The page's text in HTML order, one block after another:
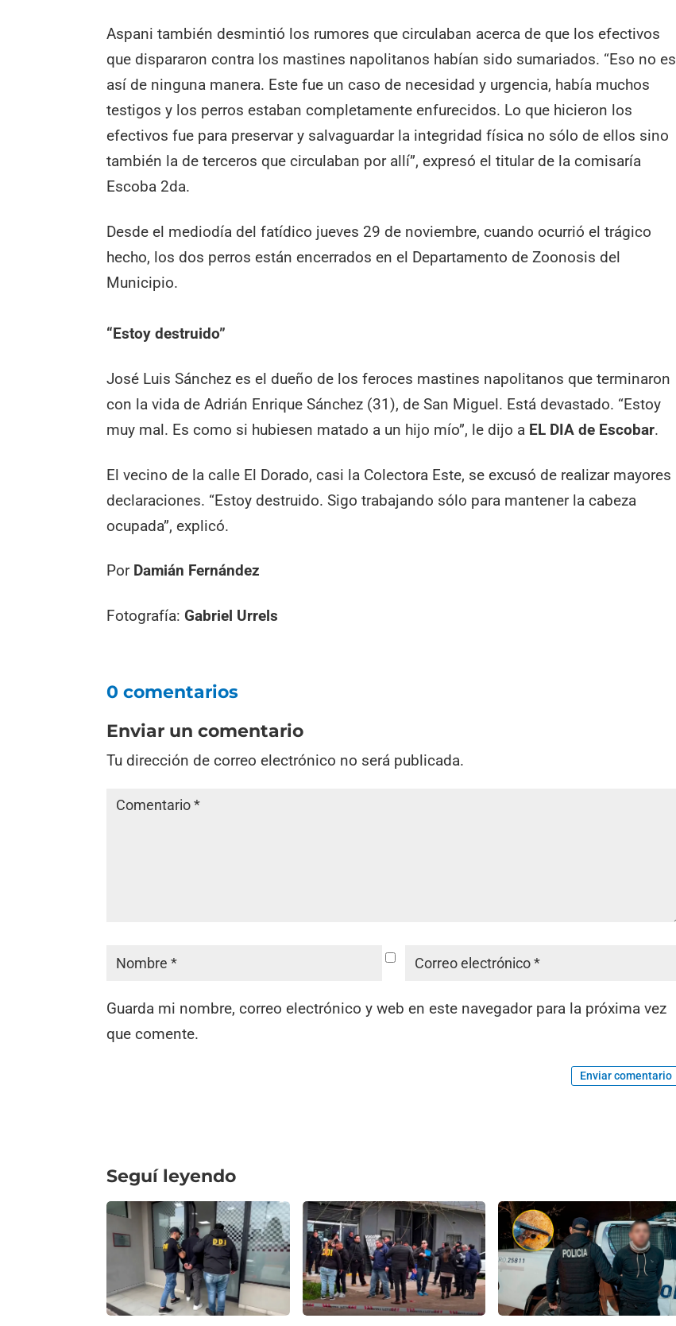
Aspani también desmintió los rumores que circulaban acerca de que los efectivos
que dispararon contra los mastines napolitanos habían sido sumariados. “Eso no es
así de ninguna manera. Este fue un caso de necesidad y urgencia, había muchos
testigos y los perros estaban completamente enfurecidos. Lo que hicieron los
efectivos fue para preservar y salvaguardar la integridad física no sólo de ellos sino
también la de terceros que circulaban por allí”, expresó el titular de la comisaría
Escoba 2da.
Desde el mediodía del fatídico jueves 29 de noviembre, cuando ocurrió el trágico
hecho, los dos perros están encerrados en el Departamento de Zoonosis del
Municipio.
“Estoy destruido”
José Luis Sánchez es el dueño de los feroces mastines napolitanos que terminaron
con la vida de Adrián Enrique Sánchez (31), de San Miguel. Está devastado. “Estoy
muy mal. Es como si hubiesen matado a un hijo mío”, le dijo a EL DIA de Escobar.
El vecino de la calle El Dorado, casi la Colectora Este, se excusó de realizar mayores
declaraciones. “Estoy destruido. Sigo trabajando sólo para mantener la cabeza
ocupada”, explicó.
Por Damián Fernández
Fotografía: Gabriel Urrels
0 comentarios
Enviar un comentario
Tu dirección de correo electrónico no será publicada.
Guarda mi nombre, correo electrónico y web en este navegador para la próxima vez
que comente.
Enviar comentario
Seguí leyendo